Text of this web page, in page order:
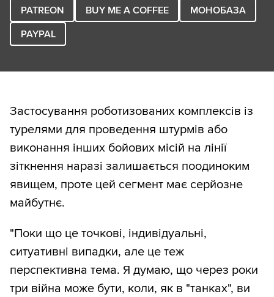
PATREON BUY ME A COFFEE
МОНОБАЗА
PAYPAL
Застосування роботизованих комплексів із
турелями для проведення штурмів або
виконання інших бойових місій на лінії
зіткнення наразі залишається поодиноким
явищем, проте цей сегмент має серйозне
майбутнє.
"Поки що це точкові, індивідуальні,
ситуативні випадки, але це теж
перспективна тема. Я думаю, що через роки
три війна може бути, коли, як в "танках", ви